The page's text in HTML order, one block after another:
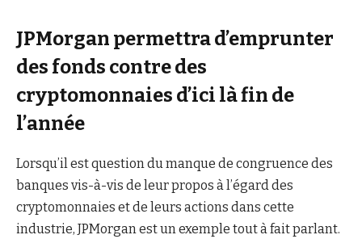
JPMorgan permettra d’emprunter
des fonds contre des
cryptomonnaies d’ici là fin de
l’année
Lorsqu’il est question du manque de congruence des
banques vis-à-vis de leur propos à l’égard des
cryptomonnaies et de leurs actions dans cette
industrie, JPMorgan est un exemple tout à fait parlant.